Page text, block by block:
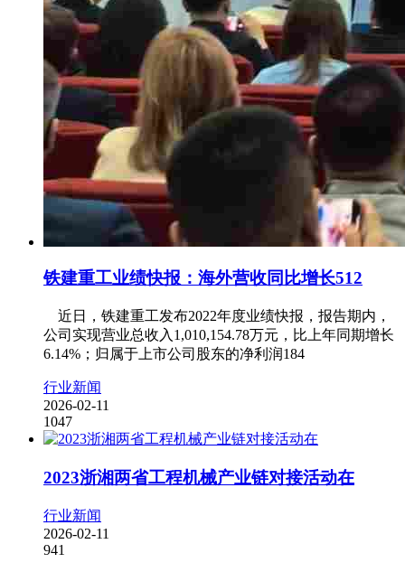
铁建重工业绩快报：海外营收同比增长512
近日，铁建重工发布2022年度业绩快报，报告期内，
公司实现营业总收入1,010,154.78万元，比上年同期增长
6.14%；归属于上市公司股东的净利润184
行业新闻
2026-02-11
1047
2023浙湘两省工程机械产业链对接活动在
行业新闻
2026-02-11
941